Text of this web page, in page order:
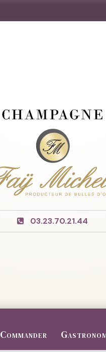
03.23.70.21.44
Commander